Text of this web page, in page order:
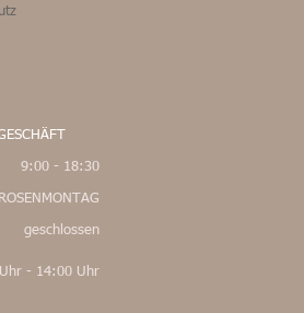
9:00 - 18:30
ROSENMONTAG
geschlossen
- 14:00 Uhr